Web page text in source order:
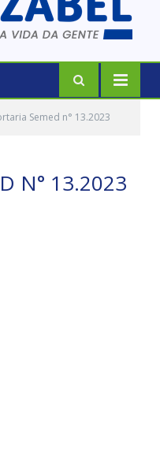
Semed n° 13.2023
N° 13.2023